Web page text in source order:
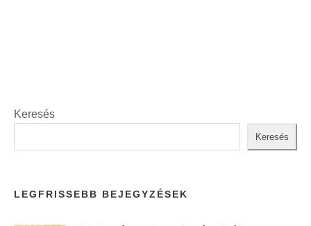
Keresés
Keresés
LEGFRISSEBB BEJEGYZÉSEK